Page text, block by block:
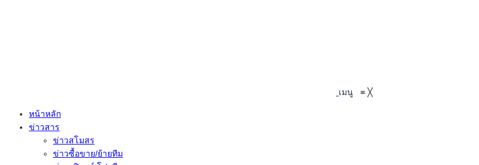
เมนู ≡ ╳
หน้าหลัก
ข่าวสาร
ข่าวสโมสร
ข่าวซื้อขาย/ย้ายทีม